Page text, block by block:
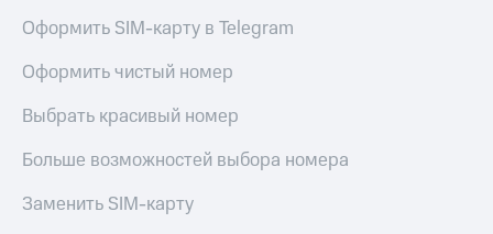
Оформить SIM-карту в Telegram
Оформить чистый номер
Выбрать красивый номер
Больше возможностей выбора номера
Заменить SIM-карту